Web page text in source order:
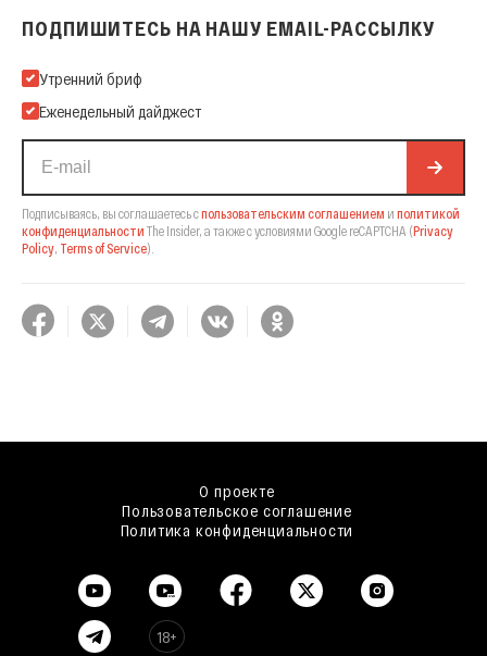
ПОДПИШИТЕСЬ НА НАШУ EMAIL-РАССЫЛКУ
Подпишитесь на нашу Email-рассылку
Утренний бриф
Еженедельный дайджест
Подписываясь, вы соглашаетесь спользовательским соглашением и политикой
конфиденциальности The Insider, а также с условиями Google reCAPTCHA (Privacy
Policy, Terms of Service).
О проекте
Пользовательское соглашение
Политика конфиденциальности
18+